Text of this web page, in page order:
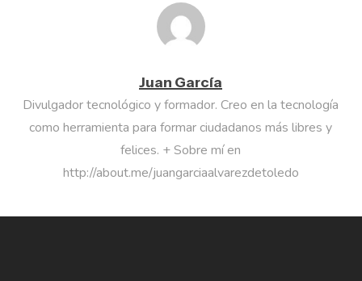
Juan García
Divulgador tecnológico y formador. Creo en la tecnología
como herramienta para formar ciudadanos más libres y
felices. + Sobre mí en
http://about.me/juangarciaalvarezdetoledo